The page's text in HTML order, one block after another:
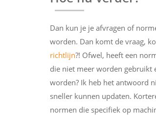
Dan kun je je afvragen of
worden. Dan komt de vraag,
richtlijn?! Ofwel, heeft een
die niet meer worden gebruikt
worden? Ik heb het antwoord
sneller kunnen updaten.
normen die specifiek op